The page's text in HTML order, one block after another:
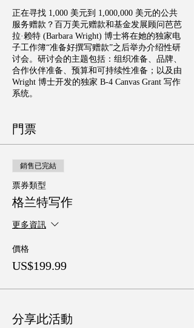
正在寻找 1,000 美元到 1,000,000 美元的公共
服务赠款？百万美元赠款和基金发展顾问芭芭
拉·赖特 (Barbara Wright) 博士将在她的独家电
子工作簿“准备好撰写赠款”之后举办介绍性研
讨会。研讨会的主题包括：组织准备、品牌、
合作伙伴准备、预算和可持续性准备；以及由
Wright 博士开发的独家 B-4 Canvas Grant 写作
系统。
門票
銷售已完結
票券類型
格兰特写作
更多資訊
價格
US$199.99
分享此活動